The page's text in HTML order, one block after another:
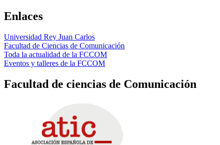
Enlaces
Universidad Rey Juan Carlos
Facultad de Ciencias de Comunicación
Toda la actualidad de la FCCOM
Eventos y talleres de la FCCOM
Facultad de ciencias de Comunicación